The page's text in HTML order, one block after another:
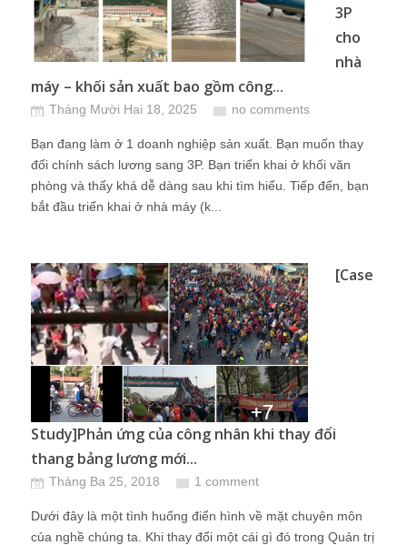
3P
cho
nhà
máy – khối sản xuất bao gồm công...
Tháng Mười Hai 18, 2025 no comments
Bạn đang làm ở 1 doanh nghiệp sản xuất. Bạn muốn thay
đổi chính sách lương sang 3P. Bạn triển khai ở khối văn
phòng và thấy khá dễ dàng sau khi tìm hiểu. Tiếp đến, bạn
bắt đầu triển khai ở nhà máy (k...
[Case
Study]Phản ứng của công nhân khi thay đổi
thang bảng lương mới...
Tháng Ba 25, 2018 1 comment
Dưới đây là một tình huống điển hình về mặt chuyên môn
của nghề chúng ta. Khi thay đổi một cái gì đó trong Quản trị